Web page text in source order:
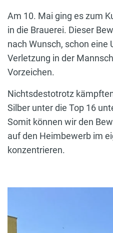
Am 10. Mai ging es zum
in die Brauerei. Dieser
nach Wunsch, schon eine
Verletzung in der
Vorzeichen.
Nichtsdestotrotz
Silber unter die Top 16
Somit können wir den
auf den Heimbewerb im
konzentrieren.